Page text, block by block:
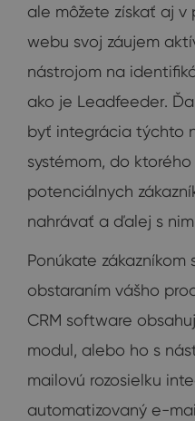
ale môžete získať aj v
webu svoj záujem
nástrojom na
ako je Leadfeeder.
byť integrácia týchto
systémom, do
potenciálnych
nahrávať a ďalej s
Ponúkate
obstaraním vášho
CRM software
modul, alebo ho s
mailovú rozosielku
automatizovaný e-